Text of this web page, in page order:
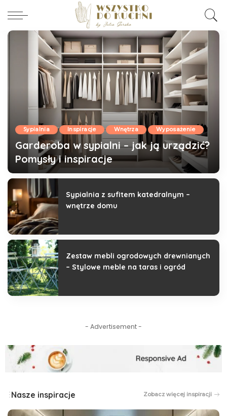
Sypialnia Inspiracje Wnętrza Wyposażenie
Garderoba w sypialni – jak ją urządzić?
Pomysły i inspiracje
Sypialnia z sufitem katedralnym –
wnętrze domu
Zestaw mebli ogrodowych drewnianych
– Stylowe meble na taras i ogród
- Advertisement -
Nasze inspiracje Zobacz więcej inspiracji